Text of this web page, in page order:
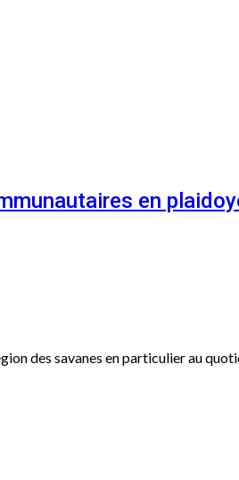
en
des savanes en particulier au